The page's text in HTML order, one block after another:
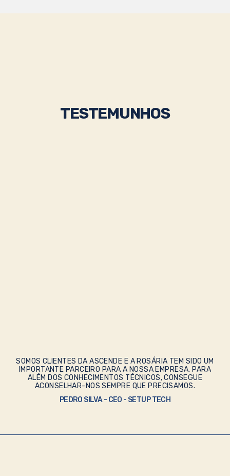
TESTEMUNHOS
SOMOS CLIENTES DA ASCENDE E A ROSÁRIA TEM SIDO UM
IMPORTANTE PARCEIRO PARA A NOSSA EMPRESA. PARA
ALÉM DOS CONHECIMENTOS TÉCNICOS, CONSEGUE
ACONSELHAR-NOS SEMPRE QUE PRECISAMOS.
PEDRO SILVA - CEO - SETUP TECH